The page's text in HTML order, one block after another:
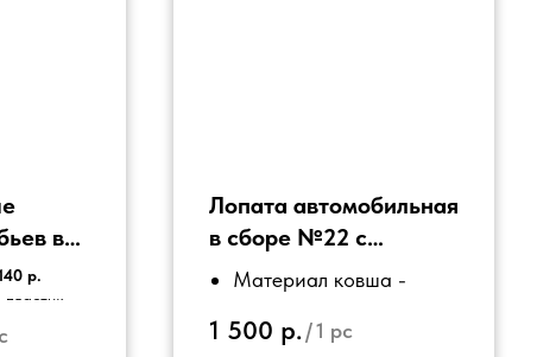
в
р.
Лопата автомобильная
в сборе №22 с
кнопкой (съемный
черенок)
Материал ковша -
Материал черенка -
1 500 р./1 pc